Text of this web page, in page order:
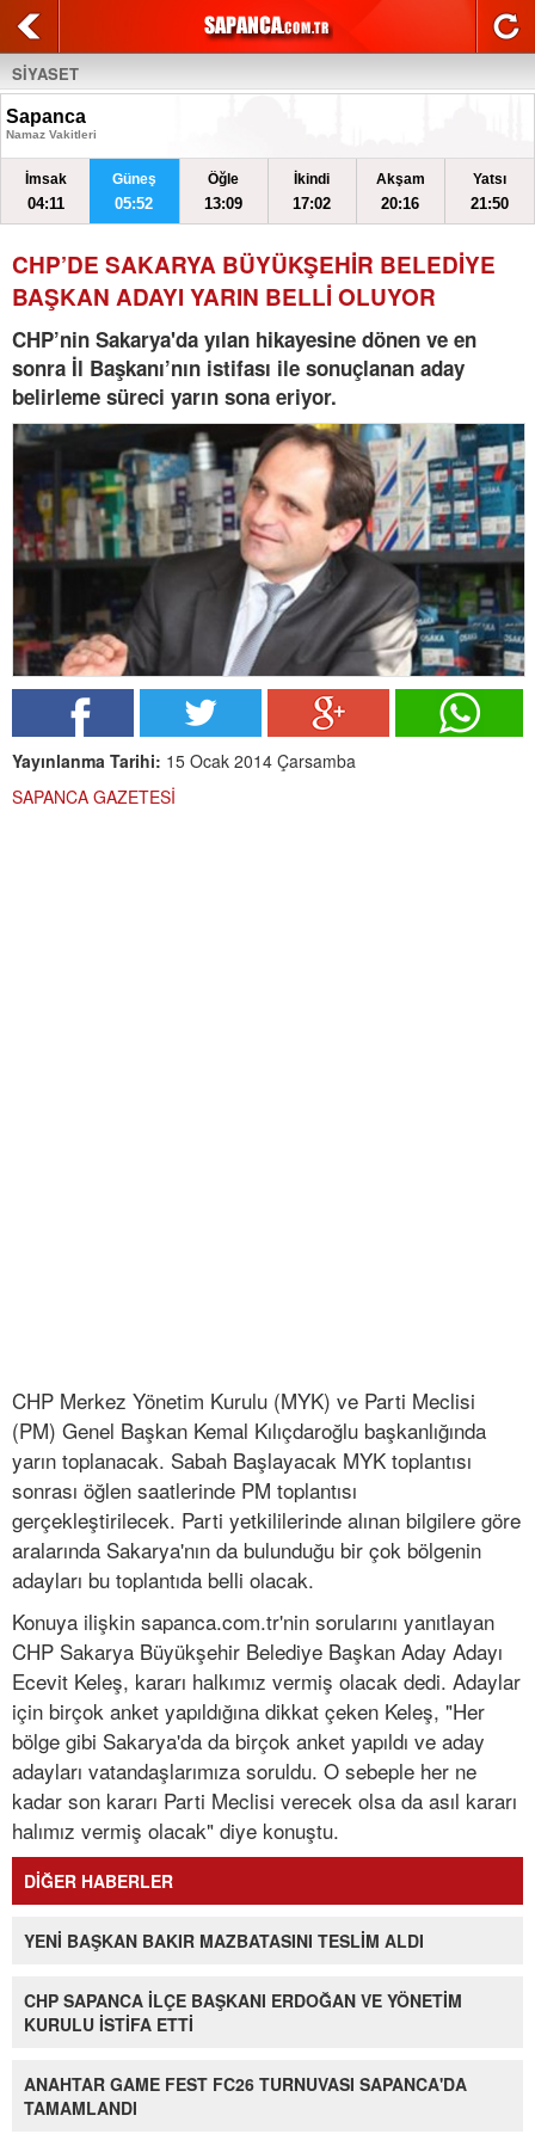
SİYASET
Sapanca
Namaz Vakitleri
İmsak
04:11
Güneş
05:52
Öğle
13:09
İkindi
17:02
Akşam
20:16
Yatsı
21:50
CHP’DE SAKARYA BÜYÜKŞEHİR BELEDİYE
BAŞKAN ADAYI YARIN BELLİ OLUYOR
CHP’nin Sakarya'da yılan hikayesine dönen ve en
sonra İl Başkanı’nın istifası ile sonuçlanan aday
belirleme süreci yarın sona eriyor.
Yayınlanma Tarihi: 15 Ocak 2014 Çarsamba
SAPANCA GAZETESİ
CHP Merkez Yönetim Kurulu (MYK) ve Parti Meclisi
(PM) Genel Başkan Kemal Kılıçdaroğlu başkanlığında
yarın toplanacak. Sabah Başlayacak MYK toplantısı
sonrası öğlen saatlerinde PM toplantısı
gerçekleştirilecek. Parti yetkililerinde alınan bilgilere göre
aralarında Sakarya'nın da bulunduğu bir çok bölgenin
adayları bu toplantıda belli olacak.
Konuya ilişkin sapanca.com.tr'nin sorularını yanıtlayan
CHP Sakarya Büyükşehir Belediye Başkan Aday Adayı
Ecevit Keleş, kararı halkımız vermiş olacak dedi. Adaylar
için birçok anket yapıldığına dikkat çeken Keleş, "Her
bölge gibi Sakarya'da da birçok anket yapıldı ve aday
adayları vatandaşlarımıza soruldu. O sebeple her ne
kadar son kararı Parti Meclisi verecek olsa da asıl kararı
halımız vermiş olacak" diye konuştu.
DİĞER HABERLER
YENİ BAŞKAN BAKIR MAZBATASINI TESLİM ALDI
CHP SAPANCA İLÇE BAŞKANI ERDOĞAN VE YÖNETİM
KURULU İSTİFA ETTİ
ANAHTAR GAME FEST FC26 TURNUVASI SAPANCA'DA
TAMAMLANDI